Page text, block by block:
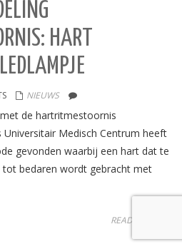
HART
NIEUWS
de hartritmestoornis
Medisch Centrum heeft
gevonden waarbij een hart dat te
bedaren wordt gebracht met
READ MORE >>